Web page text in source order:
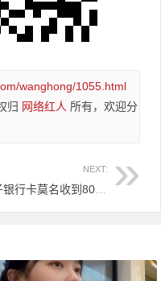
wanghong/1055.html
归 网络红人 所有，欢迎分
NEXT:
女子银行卡莫名收到80万，直接出门旅游花光，警察在家等候多时！